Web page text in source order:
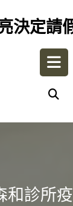
決定請
和診所